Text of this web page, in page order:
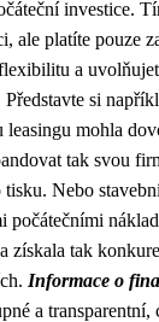
investice.
ale platíte pouze
a
si
leasingu mohla
tak svou
Nebo
počátečními
získala tak
Informace o
a